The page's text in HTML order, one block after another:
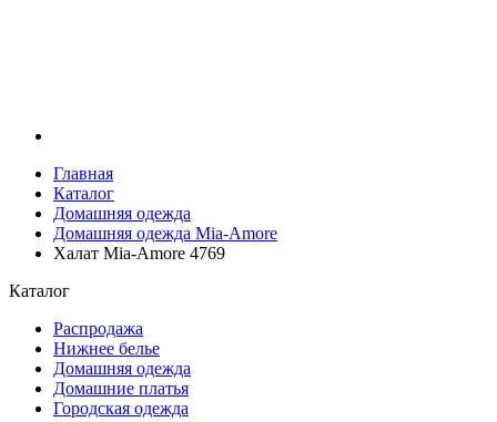
Главная
Каталог
Домашняя одежда
Домашняя одежда Mia-Amore
Халат Mia-Amore 4769
Каталог
Распродажа
Нижнее белье
Домашняя одежда
Домашние платья
Городская одежда